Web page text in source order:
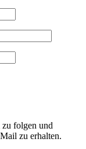
folgen und
zu erhalten.